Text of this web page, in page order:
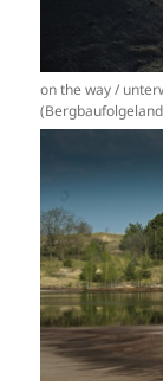
on the way /